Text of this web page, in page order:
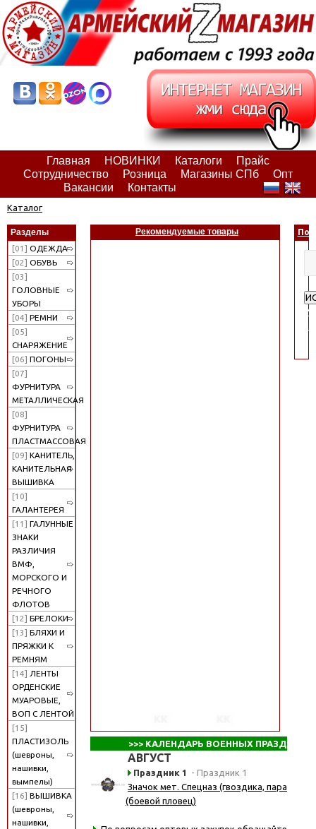
Главная НОВИНКИ Каталоги
Прайс
Сотрудничество
Розница Магазины СПб
Опт
Вакансии
Контакты
Каталог
Разделы
[01] ОДЕЖДА
[02] ОБУВЬ
[03]
ГОЛОВНЫЕ
УБОРЫ
[04] РЕМНИ
[05]
СНАРЯЖЕНИЕ
[06] ПОГОНЫ
[07]
ФУРНИТУРА
МЕТАЛЛИЧЕСКАЯ
[08]
ФУРНИТУРА
ПЛАСТМАССОВАЯ
[09] КАНИТЕЛЬ,
КАНИТЕЛЬНАЯ
ВЫШИВКА
[10]
ГАЛАНТЕРЕЯ
[11] ГАЛУННЫЕ
ЗНАКИ
РАЗЛИЧИЯ
ВМФ,
МОРСКОГО И
РЕЧНОГО
ФЛОТОВ
[12] БРЕЛОКИ
[13] БЛЯХИ И
ПРЯЖКИ К
РЕМНЯМ
[14] ЛЕНТЫ
ОРДЕНСКИЕ
МУАРОВЫЕ,
ВОП С ЛЕНТОЙ
[15]
ПЛАСТИЗОЛЬ
(шевроны,
нашивки,
вымпелы)
[16] ВЫШИВКА
(шевроны,
нашивки,
Рекомендуемые товары
>>> КАЛЕНДАРЬ ВОЕННЫХ
АВГУСТ
Праздник 1 - Праздник 1
Значок мет. Спецназ (гвоздика, парашют,
(боевой пловец)